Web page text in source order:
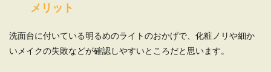
一人暮らしの部屋って、おしゃれな感じでまとめ
メリット
洗面台に付いている明るめのライトのおかげで、化粧ノリや細か
いメイクの失敗などが確認しやすいところだと思います。